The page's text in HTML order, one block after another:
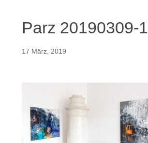
Parz 20190309-1
17 März, 2019